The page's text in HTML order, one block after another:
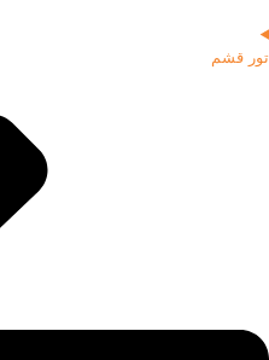
تور قشم